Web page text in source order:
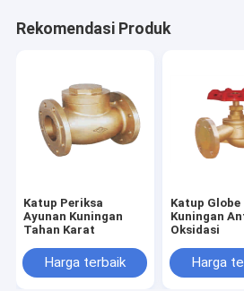
Rekomendasi Produk
Katup Periksa
Ayunan Kuningan
Tahan Karat
Harga terbaik
Katup Globe
Kuningan
Oksidasi
Harga